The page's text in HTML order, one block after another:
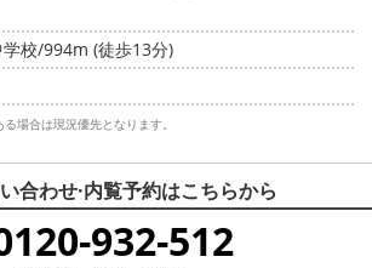
校/994m (徒歩13分)
場合は現況優先となります。
合わせ·内覧予約はこちらから
932-512